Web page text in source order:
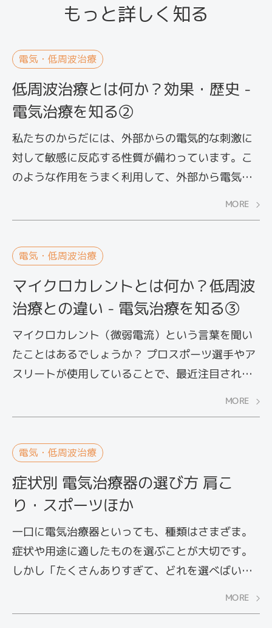
もっと詳しく知る
電気・低周波治療
低周波治療とは何か？効果・歴史 -
電気治療を知る②
私たちのからだには、外部からの電気的な刺激に
対して敏感に反応する性質が備わっています。こ
のような作用をうまく利用して、外部から電気を
とはどういった治療法で、どのような効果が期待
MORE
電気・低周波治療
マイクロカレントとは何か？低周波
治療との違い - 電気治療を知る③
マイクロカレント（微弱電流）という言葉を聞い
たことはあるでしょうか？ プロスポーツ選手やア
スリートが使用していることで、最近注目されつ
解説します。
MORE
電気・低周波治療
症状別 電気治療器の選び方 肩こ
り・スポーツほか
一口に電気治療器といっても、種類はさまざま。
症状や用途に適したものを選ぶことが大切です。
しかし「たくさんありすぎて、どれを選べばいい
MORE